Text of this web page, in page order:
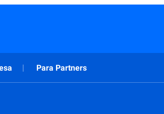
Para Partners